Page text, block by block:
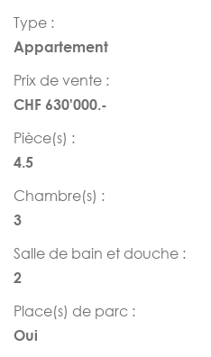
Type :
Appartement
Prix de vente :
CHF 630'000.-
Pièce(s) :
4.5
Chambre(s) :
3
Salle de bain et douche :
2
Place(s) de parc :
Oui